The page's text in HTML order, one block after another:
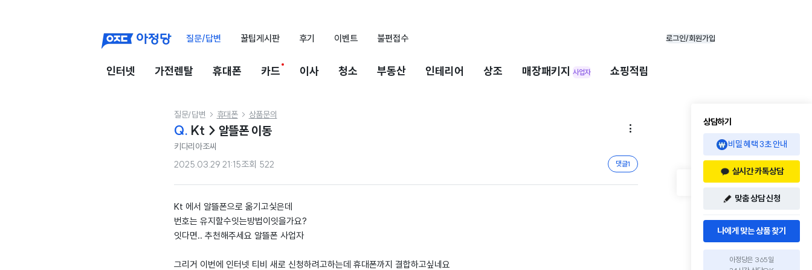
질문/답변 꿀팁게시판 후기 이벤트 불편접수 로그인/회원가입
인터넷 가전렌탈 휴대폰 카드 이사 청소 부동산 인테리어 상조 매장패키지 사업자 쇼핑적립
질문/답변  휴대폰  상품문의
Q. Kt > 알뜰폰 이동 
키다리아조씨
2025.03.29 21:15조회 522 댓글1
Kt 에서 알뜰폰으로 옮기고싳은데
번호는 유지할수잇는방법이잇을가요?
잇다면.. 추천해주세요 알뜰폰 사업자
그리거 이번에 인터넷 티비 새로 신청하려고하는데 휴대폰까지 결합하고싶네요
상담하기
비밀 혜택 3초 안내
실시간 카톡상담
맞춤 상담 신청
나에게 맞는 상품 찾기
아정당은 365일